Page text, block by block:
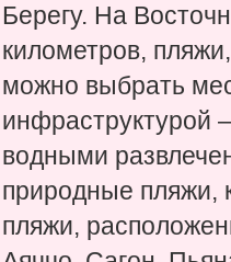
Берегу. На
километров,
можно выбрать
инфраструктурой
водными
природные пляжи,
пляжи,